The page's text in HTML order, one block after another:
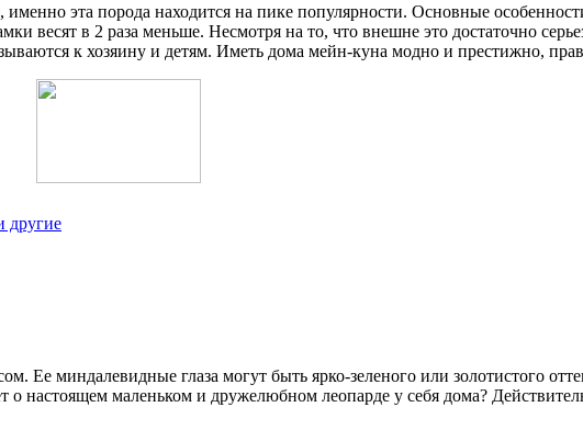
эта порода находится на пике популярности. Основные
весят в 2 раза меньше. Несмотря на то, что внешне это достаточно
к хозяину и детям. Иметь дома мейн-куна модно и престижно,
другие
Ее миндалевидные глаза могут быть ярко-зеленого или золотистого
настоящем маленьком и дружелюбном леопарде у себя дома?